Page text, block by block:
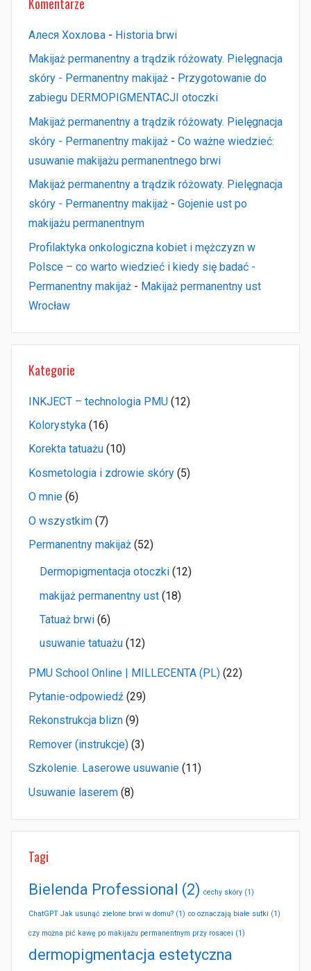
Алеся Хохлова - Historia brwi
Makijaż permanentny a trądzik różowaty. Pielęgnacja
skóry - Permanentny makijaż - Przygotowanie do
zabiegu DERMOPIGMENTACJI otoczki
Makijaż permanentny a trądzik różowaty. Pielęgnacja
skóry - Permanentny makijaż - Co ważne wiedzieć:
usuwanie makijażu permanentnego brwi
Makijaż permanentny a trądzik różowaty. Pielęgnacja
skóry - Permanentny makijaż - Gojenie ust po
makijażu permanentnym
Profilaktyka onkologiczna kobiet i mężczyzn w
Polsce – co warto wiedzieć i kiedy się badać -
Permanentny makijaż - Makijaż permanentny ust
Wrocław
Kategorie
INKJECT – technologia PMU (12)
Kolorystyka (16)
Korekta tatuażu (10)
Kosmetologia i zdrowie skóry (5)
O mnie (6)
O wszystkim (7)
Permanentny makijaż (52)
Dermopigmentacja otoczki (12)
makijaż permanentny ust (18)
Tatuaż brwi (6)
usuwanie tatuażu (12)
PMU School Online | MILLECENTA (PL) (22)
Pytanie-odpowiedź (29)
Rekonstrukcja blizn (9)
Remover (instrukcje) (3)
Szkolenie. Laserowe usuwanie (11)
Usuwanie laserem (8)
Tagi
Bielenda Professional (2) cechy skóry (1)
ChatGPT Jak usunąć zielone brwi w domu? (1) co oznaczają białe sutki (1)
czy można pić kawę po makijażu permanentnym przy rosacei (1)
dermopigmentacja estetyczna